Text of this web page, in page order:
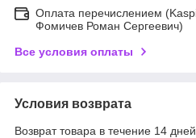
Оплата перечислением
Фомичев Роман Сергеевич)
Все условия оплаты
Условия возврата
Возврат товара в течение 14